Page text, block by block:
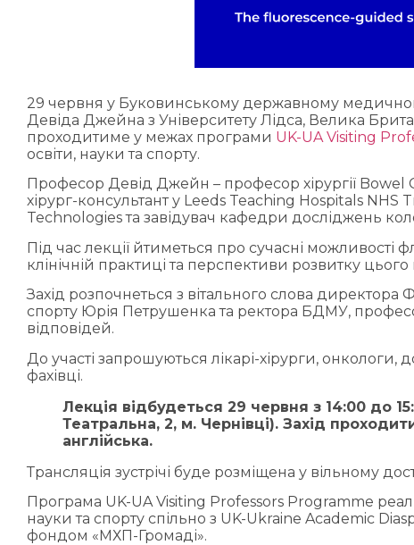
29 червня у Буковинському державному
Девіда Джейна з Університету Лідса, Велика
проходитиме у межах програми UK-UA Visiting
освіти, науки та спорту.
Професор Девід Джейн – професор хірургії Bowel
хірург-консультант у Leeds Teaching Hospitals
Technologies та завідувач кафедри досліджень
Під час лекції йтиметься про сучасні можливості
клінічній практиці та перспективи розвитку цього
Захід розпочнеться з вітального слова
спорту Юрія Петрушенка та ректора БДМУ,
відповідей.
До участі запрошуються лікарі-хірурги, онкологи,
фахівці.
Лекція відбудеться 29 червня з 14:00 до
Театральна, 2, м. Чернівці). Захід
англійська.
Трансляція зустрічі буде розміщена у вільному
Програма UK-UA Visiting Professors Programme
науки та спорту спільно з UK-Ukraine Academic
фондом «МХП-Громаді».